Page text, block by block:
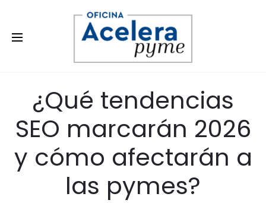
¿Qué tendencias
SEO marcarán 2026
y cómo afectarán a
las pymes?